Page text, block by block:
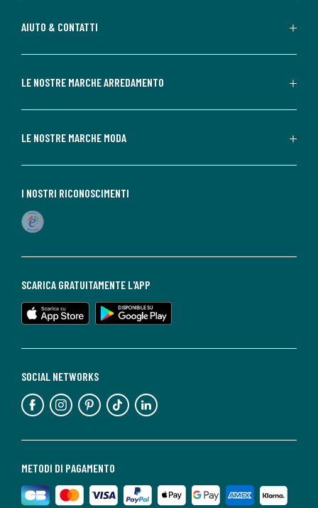
AIUTO & CONTATTI
LE NOSTRE MARCHE ARREDAMENTO
LE NOSTRE MARCHE MODA
METODI DI PAGAMENTO
SOCIAL NETWORKS
SCARICA GRATUITAMENTE L'APP
I NOSTRI RICONOSCIMENTI